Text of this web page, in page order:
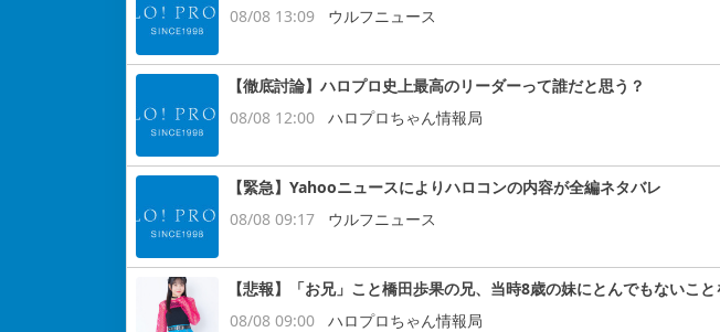
08/08 13:09
ウルフニュース
【徹底討論】ハロプロ史上最高のリーダーって誰だと思う？
08/08 12:00
ハロプロちゃん情報局
【緊急】Yahooニュースによりハロコンの内容が全編ネタバレ
08/08 09:17
ウルフニュース
【悲報】「お兄」こと橋田歩果の兄、当時8歳の妹にとんでもないこ
08/08 09:00
ハロプロちゃん情報局